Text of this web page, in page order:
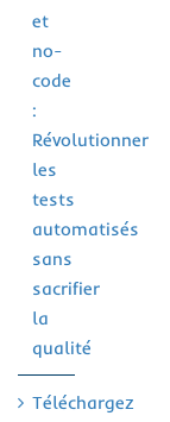
et
no-
code
:
Révolutionner
les
tests
automatisés
sans
sacrifier
la
qualité
Téléchargez